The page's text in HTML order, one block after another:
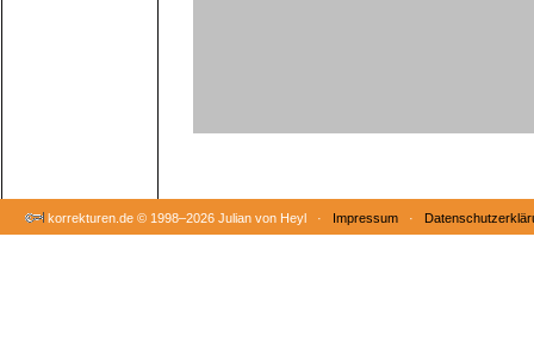
korrekturen.de © 1998–2026 Julian von Heyl · Impressum ·